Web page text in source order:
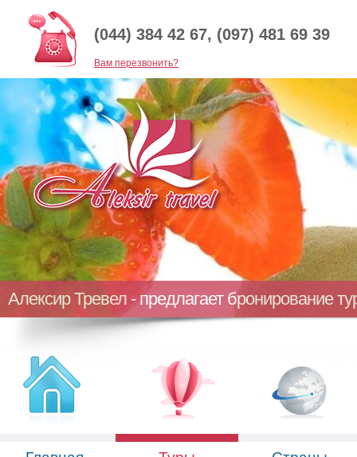
(044) 384 42 67, (097) 481 69 39
Baм перезвонить?
Алексир Тревел - предлагает бронирование